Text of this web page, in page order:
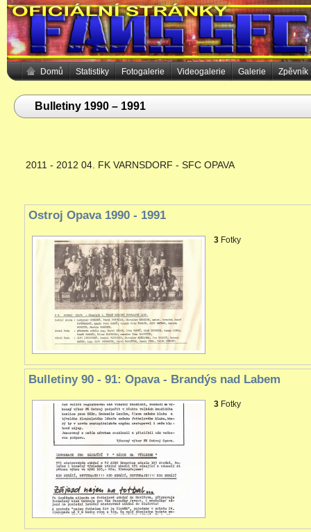
Domů Statistiky Fotogalerie Videogalerie Galerie Zpěvník
Bulletiny 1990 – 1991
2011 - 2012 04. FK VARNSDORF - SFC OPAVA
Ostroj Opava 1990 - 1991
3 Fotky
Bulletiny 90 - 91: Opava - Brandýs nad Labem
3 Fotky